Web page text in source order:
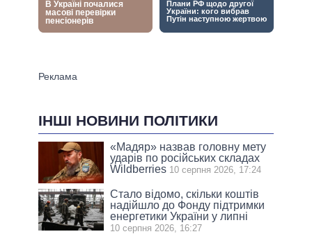
ІНШІ НОВИНИ ПОЛІТИКИ
«Мадяр» назвав головну мету
ударів по російських складах
Wildberries 10 серпня 2026, 17:24
Стало відомо, скільки коштів
надійшло до Фонду підтримки
енергетики України у липні
10 серпня 2026, 16:27